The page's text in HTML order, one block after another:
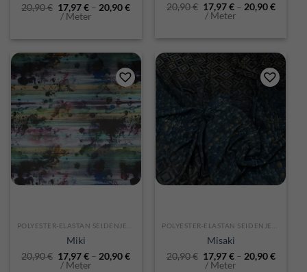
20,90€ 17,97€ – 20,90€
/ Meter
20,90€ 17,97€– 20,90€
/ Meter
Miki
20,90€ 17,97€ –20,90€
/ Meter
Misaki
20,90€ 17,97€– 20,90€
/ Meter